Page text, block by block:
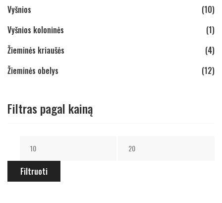
Vyšnios
(10)
Vyšnios koloninės
(1)
Žieminės kriaušės
(4)
Žieminės obelys
(12)
Filtras pagal kainą
Filtruoti